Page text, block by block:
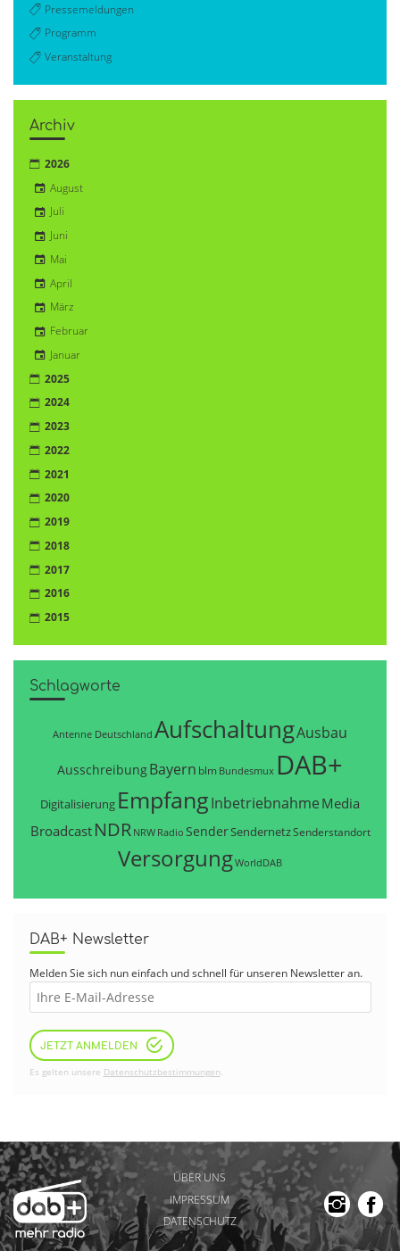
Pressemeldungen
Programm
Veranstaltung
Archiv
2026
August
Juli
Juni
Mai
April
März
Februar
Januar
2025
2024
2023
2022
2021
2020
2019
2018
2017
2016
2015
Schlagworte
Antenne Deutschland AufschaltungAusbau
AusschreibungBayern blm Bundesmux DAB+
Digitalisierung EmpfangInbetriebnahme Media
Broadcast NDR NRW Radio SenderSendernetzSenderstandort
VersorgungWorldDAB
DAB+ Newsletter
Melden Sie sich nun einfach und schnell für unseren Newsletter an.
JETZT ANMELDEN
Es gelten unsere Datenschutzbestimmungen.
ÜBER UNS
IMPRESSUM
DATENSCHUTZ